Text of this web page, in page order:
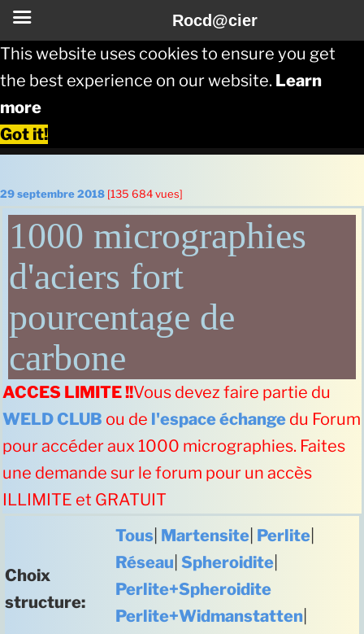
This website uses cookies to ensure you get
the best experience on our website. Learn
more
Got it!
Aller
au
contenu
principal
29 septembre 2018 [135 684 vues]
1000 micrographies
d'aciers fort
pourcentage de
carbone
ACCES LIMITE !!Vous devez faire partie du
WELD CLUB ou de l'espace échange du Forum
pour accéder aux 1000 micrographies. Faites
une demande sur le forum pour un accès
ILLIMITE et GRATUIT
Choix
structure:
Tous Martensite Perlite
Réseau Spheroidite
Perlite+Spheroidite
Perlite+Widmanstatten
Rocd@cier